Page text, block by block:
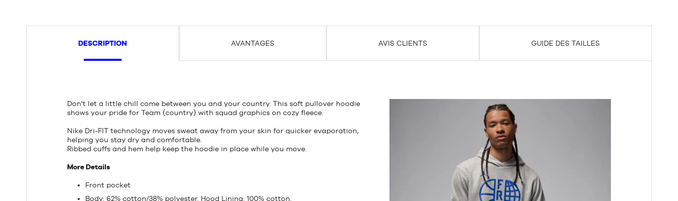
DESCRIPTION
Don't let a little chill come between you and your country. This soft pullover hoodie
shows your pride for Team {country} with squad graphics on cozy fleece.
Nike Dri-FIT technology moves sweat away from your skin for quicker evaporation,
helping you stay dry and comfortable.
Ribbed cuffs and hem help keep the hoodie in place while you move.
More Details
Front pocket
Body: 62% cotton/38% polyester. Hood Lining: 100% cotton.
AVANTAGES AVIS CLIENTS GUIDE DES TAILLES